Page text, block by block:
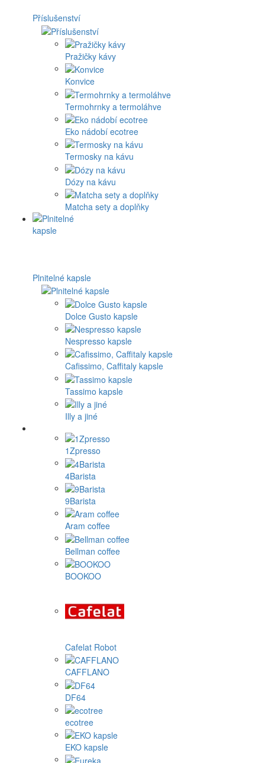
Příslušenství
Pražičky kávy
Konvice
Termohrnky a termoláhve
Eko nádobí ecotree
Termosky na kávu
Dózy na kávu
Matcha sety a doplňky
Plnitelné kapsle
Dolce Gusto kapsle
Nespresso kapsle
Cafissimo, Caffitaly kapsle
Tassimo kapsle
Illy a jiné
1Zpresso
4Barista
9Barista
Aram coffee
Bellman coffee
BOOKOO
Cafelat Robot
CAFFLANO
DF64
ecotree
EKO kapsle